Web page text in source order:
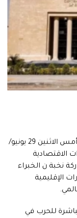
عقد المركز المصري للدراسات الاقتصادية، أمس الاثنين 29 يونيو/
الاقتصادية
نخبة ن الخبراء
الإقليمية
للحرب في